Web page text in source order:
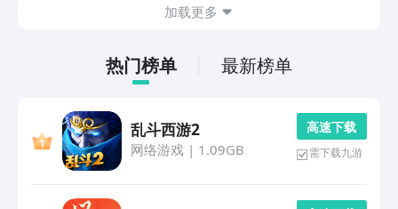
加载更多
热门榜单 最新榜单
乱斗西游2
网络游戏| 1.09GB
高 速 下 载
需下载九游